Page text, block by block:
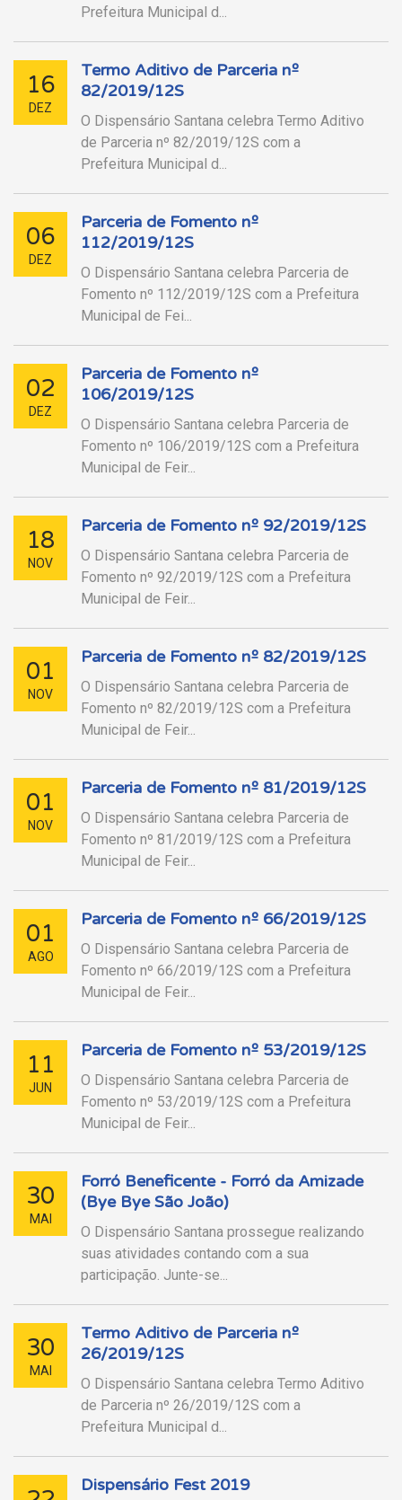
Prefeitura Municipal d...
16
DEZ
Termo Aditivo de Parceria nº
82/2019/12S
O Dispensário Santana celebra Termo Aditivo
de Parceria nº 82/2019/12S com a
Prefeitura Municipal d...
06
DEZ
Parceria de Fomento nº
112/2019/12S
O Dispensário Santana celebra Parceria de
Fomento nº 112/2019/12S com a Prefeitura
Municipal de Fei...
02
DEZ
Parceria de Fomento nº
106/2019/12S
O Dispensário Santana celebra Parceria de
Fomento nº 106/2019/12S com a Prefeitura
Municipal de Feir...
18
NOV
Parceria de Fomento nº 92/2019/12S
O Dispensário Santana celebra Parceria de
Fomento nº 92/2019/12S com a Prefeitura
Municipal de Feir...
01
NOV
Parceria de Fomento nº 82/2019/12S
O Dispensário Santana celebra Parceria de
Fomento nº 82/2019/12S com a Prefeitura
Municipal de Feir...
01
NOV
Parceria de Fomento nº 81/2019/12S
O Dispensário Santana celebra Parceria de
Fomento nº 81/2019/12S com a Prefeitura
Municipal de Feir...
01
AGO
Parceria de Fomento nº 66/2019/12S
O Dispensário Santana celebra Parceria de
Fomento nº 66/2019/12S com a Prefeitura
Municipal de Feir...
11
JUN
Parceria de Fomento nº 53/2019/12S
O Dispensário Santana celebra Parceria de
Fomento nº 53/2019/12S com a Prefeitura
Municipal de Feir...
30
MAI
Forró Beneficente - Forró da Amizade
(Bye Bye São João)
O Dispensário Santana prossegue realizando
suas atividades contando com a sua
participação. Junte-se...
30
MAI
Termo Aditivo de Parceria nº
26/2019/12S
O Dispensário Santana celebra Termo Aditivo
de Parceria nº 26/2019/12S com a
Prefeitura Municipal d...
Dispensário Fest 2019